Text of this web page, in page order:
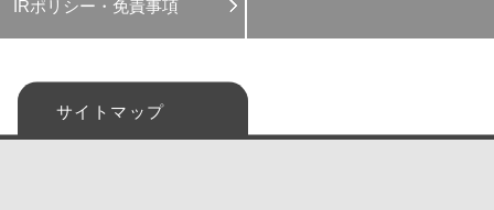
IRポリシー・免責事項
サイトマップ